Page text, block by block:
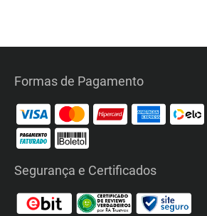
Formas de Pagamento
Segurança e Certificados